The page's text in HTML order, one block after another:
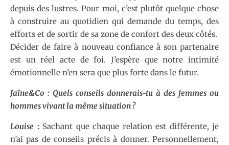
depuis des lustres. Pour moi, c’est plutôt quelque chose
à construire au quotidien qui demande du temps, des
efforts et de sortir de sa zone de confort des deux côtés.
Décider de faire à nouveau confiance à son partenaire
est un réel acte de foi. J’espère que notre intimité
émotionnelle n’en sera que plus forte dans le futur.
Jaïne&Co : Quels conseils donnerais-tu à des femmes ou
hommes vivant la même situation ?
Louise :Sachant que chaque relation est différente, je
n’ai pas de conseils précis à donner. Personnellement,